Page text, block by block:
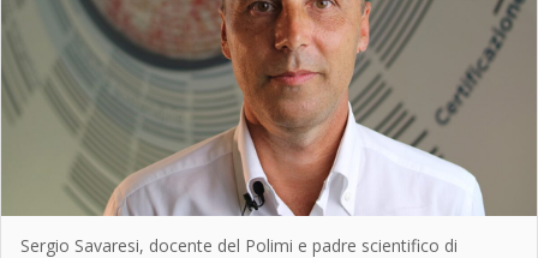
Sergio Savaresi, docente del Polimi e padre scientifico di